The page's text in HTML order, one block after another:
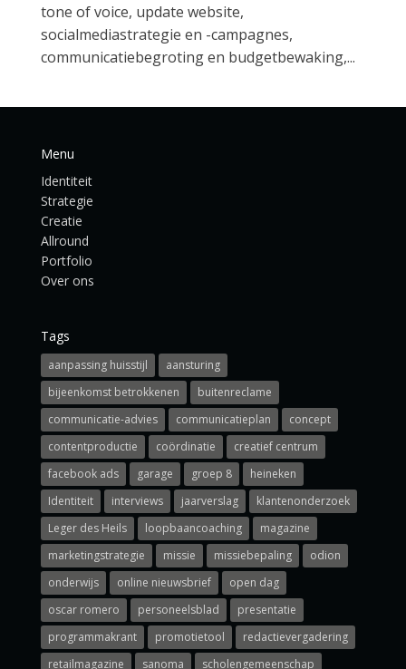
tone of voice, update website,
socialmediastrategie en -campagnes,
communicatiebegroting en budgetbewaking,...
Menu
Identiteit
Strategie
Creatie
Allround
Portfolio
Over ons
Tags
aanpassing huisstijl
aansturing
bijeenkomst betrokkenen
buitenreclame
communicatie-advies
communicatieplan
concept
contentproductie
coördinatie
creatief centrum
facebook ads
garage groep 8
heineken
Identiteit
interviews jaarverslag
klantenonderzoek
Leger des Heils
loopbaancoaching
magazine
marketingstrategie
missie missiebepaling
odion
onderwijs
online nieuwsbrief
open dag
oscar romero
personeelsblad
presentatie
programmakrant
promotietool
redactievergadering
retailmagazine
sanoma
scholengemeenschap